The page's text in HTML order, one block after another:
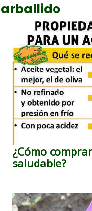
¿Cómo
saludable?